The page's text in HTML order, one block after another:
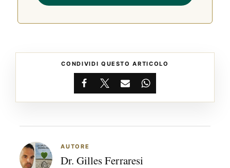
CONDIVIDI QUESTO ARTICOLO
Facebook
X EmailWhatsApp
AUTORE
Dr. Gilles Ferraresi